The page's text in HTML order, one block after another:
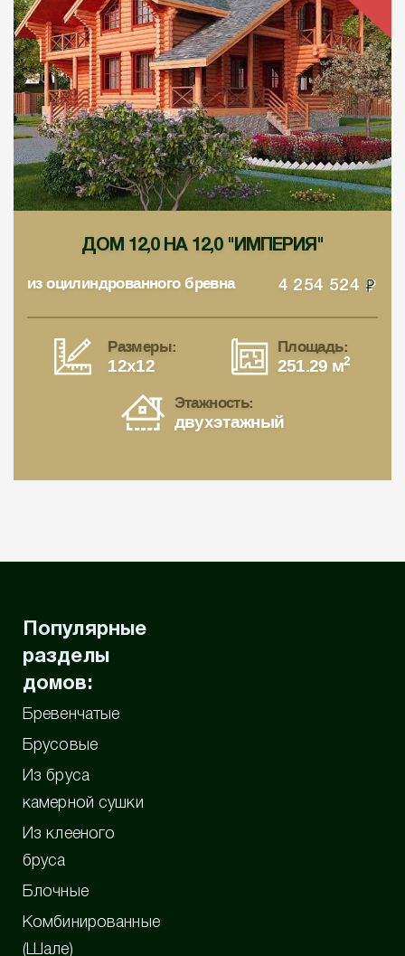
ДОМ 12,0 НА 12,0 "ИМПЕРИЯ"
из оцилиндрованного бревна 4 254 524
Размеры:
12x12
Площадь:
251.29 м2
Этажность:
двухэтажный
Популярные
разделы
домов:
Бревенчатые
Брусовые
Из бруса
камерной сушки
Из клееного
бруса
Блочные
Комбинированные
(Шале)